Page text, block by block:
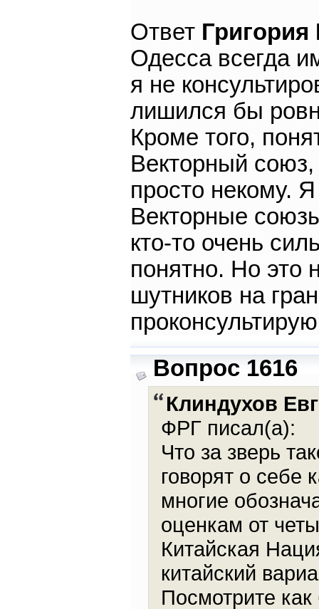
Ответ
Одесса всегда
я не
лишился бы
Кроме того,
Векторный
просто некому.
Векторные
кто-то очень
понятно. Но это
шутников на
Вопрос 1616
Клиндухов
ФРГ писал(а):
Что за зверь
говорят о себе
многие
оценкам от
Китайская
китайский
Посмотрите